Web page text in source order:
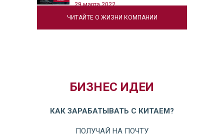
ЧИТАЙТЕ О ЖИЗНИ КОМПАНИИ
29 марта 2022
БИЗНЕС ИДЕИ
КАК ЗАРАБАТЫВАТЬ С КИТАЕМ?
ПОЛУЧАЙ НА ПОЧТУ